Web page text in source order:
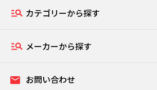
カテゴリーから探す
メーカーから探す
お問い合わせ